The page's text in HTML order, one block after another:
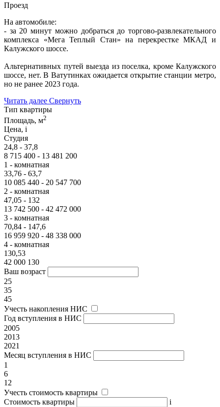
Проезд
На автомобиле:
- за 20 минут можно добраться до торгово-развлекательного
комплекса «Мега Теплый Стан» на перекрестке МКАД и
Калужского шоссе.
Альтернативных путей выезда из поселка, кроме Калужского
шоссе, нет. В Ватутинках ожидается открытие станции метро,
но не ранее 2023 года.
Читать далее Свернуть
Тип квартиры
Площадь, м2
Цена, i
Студия
24,8 - 37,8
8 715 400 - 13 481 200
1 - комнатная
33,76 - 63,7
10 085 440 - 20 547 700
2 - комнатная
47,05 - 132
13 742 500 - 42 472 000
3 - комнатная
70,84 - 147,6
16 959 920 - 48 338 000
4 - комнатная
130,53
42 000 130
Ваш возраст
25
35
45
Учесть накопления НИС
Год вступления в НИС
2005
2013
2021
Месяц вступления в НИС
1
6
12
Учесть стоимость квартиры
Стоимость квартиры
i